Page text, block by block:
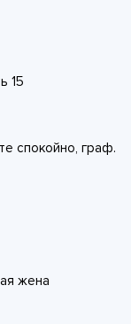
15
спокойно, граф.
жена